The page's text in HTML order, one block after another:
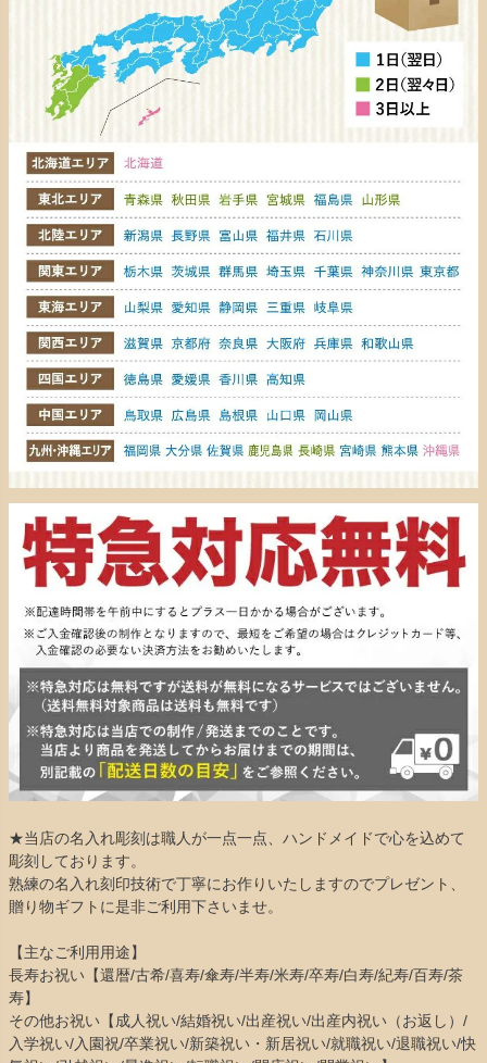
★当店の名入れ彫刻は職人が一点一点、ハンドメイドで心を込めて
彫刻しております。
熟練の名入れ刻印技術で丁寧にお作りいたしますのでプレゼント、
贈り物ギフトに是非ご利用下さいませ。
【主なご利用用途】
長寿お祝い【還暦/古希/喜寿/傘寿/半寿/米寿/卒寿/白寿/紀寿/百寿/茶
寿】
その他お祝い【成人祝い/結婚祝い/出産祝い/出産内祝い（お返し）/
入学祝い/入園祝/卒業祝い/新築祝い・新居祝い/就職祝い/退職祝い/快